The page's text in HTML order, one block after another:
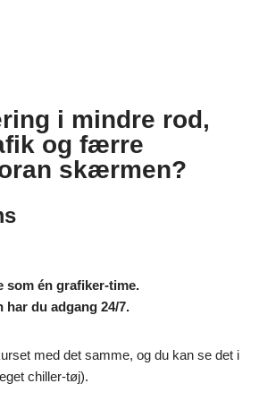
i mindre rod,
og færre
skærmen?
som én grafiker-time.
du adgang 24/7.
med det samme, og du kan se det i
chiller-tøj).